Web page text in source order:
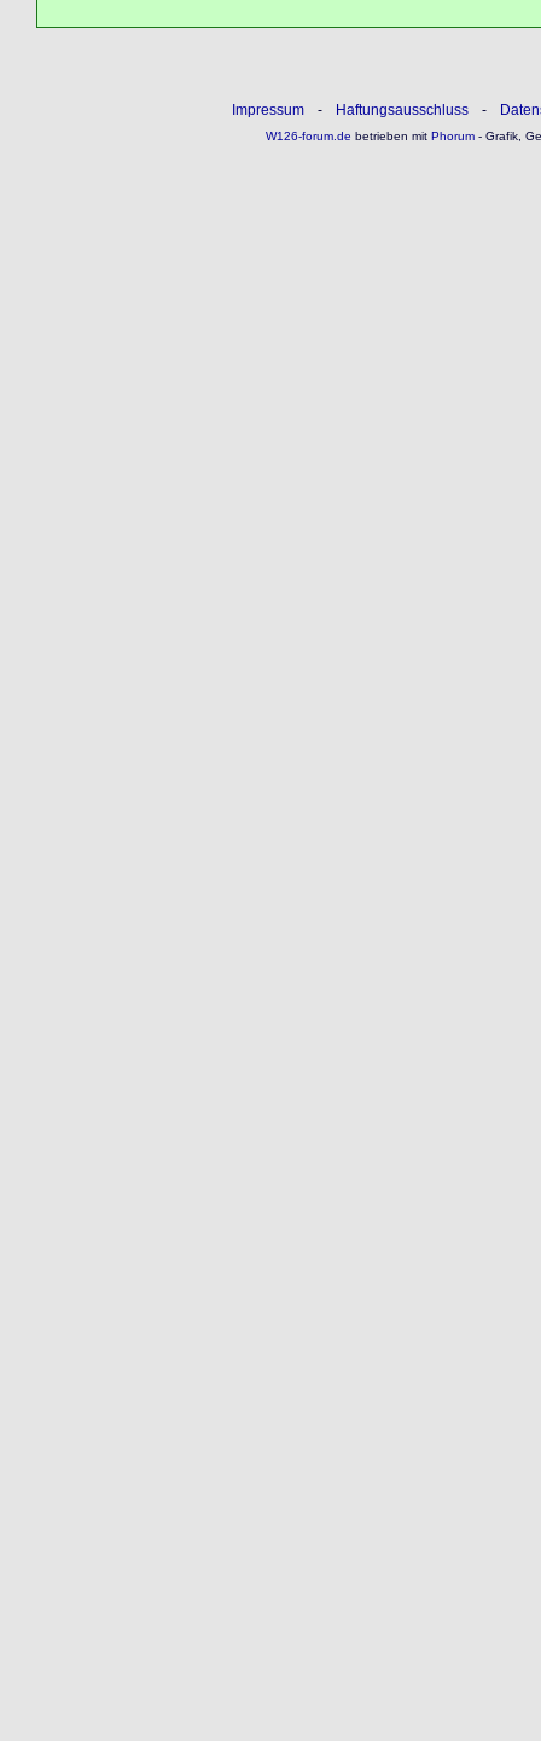
Impressum - Haftungsausschluss -
W126-forum.de betrieben mitPhorum- Grafik,